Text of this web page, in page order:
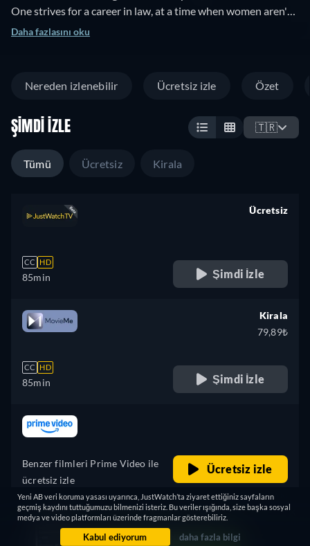
One strives for a career in law, at a time when women aren't
even admitted to universities. The other has lived life outside
not to lose hers. -- Based on a true story.
Daha fazlasını oku
Nereden izlenebilir Ücretsiz izle Özet
ŞIMDI İZLE 🇹🇷
Tümü Ücretsiz Kirala
CC HD
85min
Ücretsiz
Şimdi İzle
CC HD
85min
Kirala
79,89₺
Şimdi İzle
Benzer filmleri Prime Video ile
ücretsiz izle
Ücretsiz izle
TANITILAN
Aradığınızı bulamadınız mı?
Yeni AB veri koruma yasası uyarınca, JustWatch’ta ziyaret ettiğiniz sayfaların
geçmiş kaydını tuttuğumuzu bilmenizi isteriz. Bu veriler ışığında, size başka sosyal
medya ve video platformları üzerinde fragmanlar gösterebiliriz.
Kabul ediyorum daha fazla bilgi